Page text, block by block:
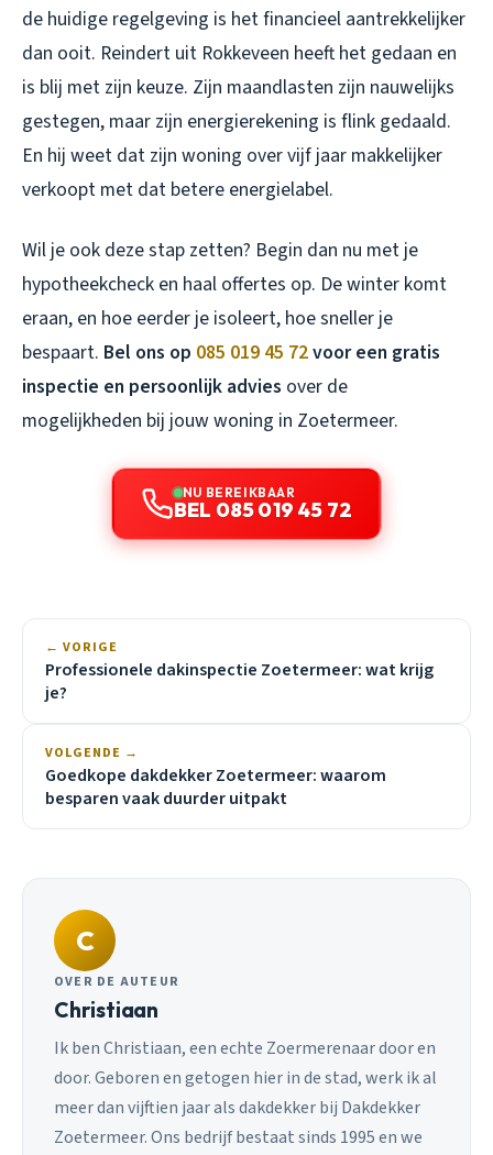
de huidige regelgeving is het financieel aantrekkelijker
dan ooit. Reindert uit Rokkeveen heeft het gedaan en
is blij met zijn keuze. Zijn maandlasten zijn nauwelijks
gestegen, maar zijn energierekening is flink gedaald.
En hij weet dat zijn woning over vijf jaar makkelijker
verkoopt met dat betere energielabel.
Wil je ook deze stap zetten? Begin dan nu met je
hypotheekcheck en haal offertes op. De winter komt
eraan, en hoe eerder je isoleert, hoe sneller je
bespaart. Bel ons op 085 019 45 72voor een gratis
inspectie en persoonlijk advies over de
mogelijkheden bij jouw woning in Zoetermeer.
NU BEREIKBAAR
BEL 085 019 45 72
← VORIGE
Professionele dakinspectie Zoetermeer: wat krijg
je?
VOLGENDE →
Goedkope dakdekker Zoetermeer: waarom
besparen vaak duurder uitpakt
C
OVER DE AUTEUR
Christiaan
Ik ben Christiaan, een echte Zoermerenaar door en
door. Geboren en getogen hier in de stad, werk ik al
meer dan vijftien jaar als dakdekker bij Dakdekker
Zoetermeer. Ons bedrijf bestaat sinds 1995 en we